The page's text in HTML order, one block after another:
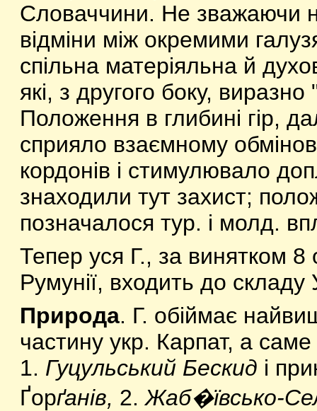
Словаччини. Не зважаючи
відміни між окремими
спільна матеріяльна й
які, з другого боку, виразно
Положення в глибині гір,
сприяло взаємному
кордонів і стимулювало
знаходили тут захист;
позначалося тур. і молд.
Тепер уся Г., за винятком 8
Румунії, входить до
Природа. Г. обіймає
частину укр. Карпат, а
1. Гуцульський Бескид і
Ґорґанів, 2. Жаб�ївсько-